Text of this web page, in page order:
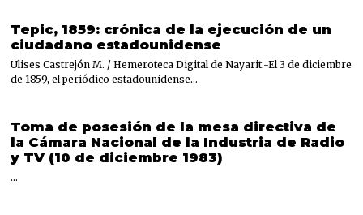
Tepic, 1859: crónica de la ejecución de un
ciudadano estadounidense
Ulises Castrejón M. / Hemeroteca Digital de Nayarit.-El 3 de diciembre
de 1859, el periódico estadounidense…
Toma de posesión de la mesa directiva de
la Cámara Nacional de la Industria de Radio
y TV (10 de diciembre 1983)
…